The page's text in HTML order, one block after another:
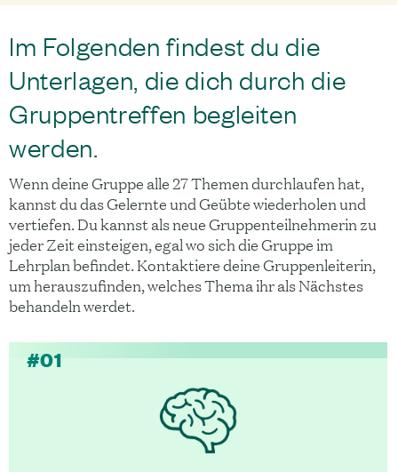
Im Folgenden findest du die
Unterlagen, die dich durch die
Gruppentreffen begleiten
werden.
Wenn deine Gruppe alle 27 Themen durchlaufen hat,
kannst du das Gelernte und Geübte wiederholen und
vertiefen. Du kannst als neue Gruppenteilnehmerin zu
jeder Zeit einsteigen, egal wo sich die Gruppe im
Lehrplan befindet. Kontaktiere deine Gruppenleiterin,
um herauszufinden, welches Thema ihr als Nächstes
behandeln werdet.
#01